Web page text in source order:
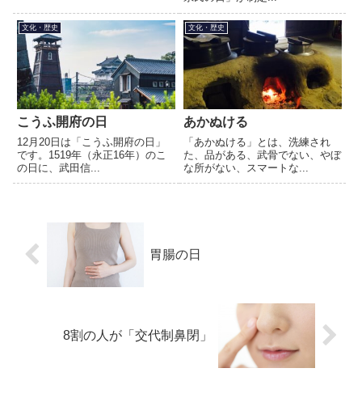
文化・歴史
こうふ開府の日
12月20日は「こうふ開府の日」
です。1519年（永正16年）のこ
の日に、武田信...
文化・歴史
あかぬける
「あかぬける」とは、洗練され
た、品がある、武骨でない、やぼ
な所がない、スマートな...
胃腸の日
8割の人が「交代制鼻閉」